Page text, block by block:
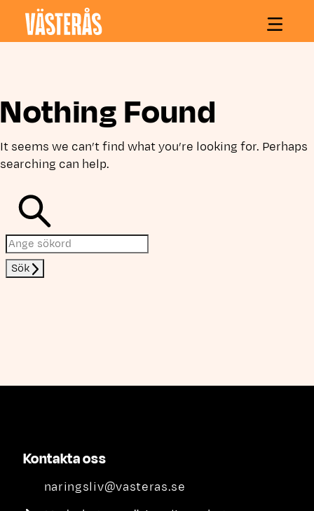
Nothing Found
It seems we can’t find what you’re looking for. Perhaps
searching can help.
Sök
Kontakta oss
naringsliv@vasteras.se